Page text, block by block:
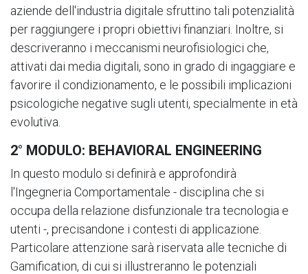
aziende dell'industria digitale sfruttino tali potenzialità
per raggiungere i propri obiettivi finanziari. Inoltre, si
descriveranno i meccanismi neurofisiologici che,
attivati dai media digitali, sono in grado di ingaggiare e
favorire il condizionamento, e le possibili implicazioni
psicologiche negative sugli utenti, specialmente in età
evolutiva.
2° MODULO: BEHAVIORAL ENGINEERING
In questo modulo si definirà e approfondirà
l'Ingegneria Comportamentale - disciplina che si
occupa della relazione disfunzionale tra tecnologia e
utenti -, precisandone i contesti di applicazione.
Particolare attenzione sarà riservata alle tecniche di
Gamification, di cui si illustreranno le potenziali